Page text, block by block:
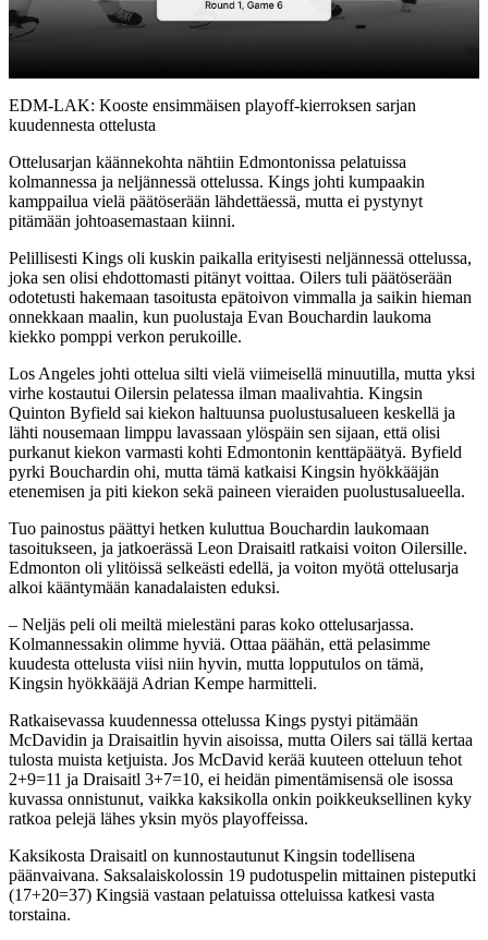
Video
EDM-LAK: Kooste ensimmäisen playoff-kierroksen sarjan
kuudennesta ottelusta
Ottelusarjan käännekohta nähtiin Edmontonissa pelatuissa
kolmannessa ja neljännessä ottelussa. Kings johti kumpaakin
kamppailua vielä päätöserään lähdettäessä, mutta ei pystynyt
pitämään johtoasemastaan kiinni.
Pelillisesti Kings oli kuskin paikalla erityisesti neljännessä ottelussa,
joka sen olisi ehdottomasti pitänyt voittaa. Oilers tuli päätöserään
odotetusti hakemaan tasoitusta epätoivon vimmalla ja saikin hieman
onnekkaan maalin, kun puolustaja Evan Bouchardin laukoma
kiekko pomppi verkon perukoille.
Los Angeles johti ottelua silti vielä viimeisellä minuutilla, mutta yksi
virhe kostautui Oilersin pelatessa ilman maalivahtia. Kingsin
Quinton Byfield sai kiekon haltuunsa puolustusalueen keskellä ja
lähti nousemaan limppu lavassaan ylöspäin sen sijaan, että olisi
purkanut kiekon varmasti kohti Edmontonin kenttäpäätyä. Byfield
pyrki Bouchardin ohi, mutta tämä katkaisi Kingsin hyökkääjän
etenemisen ja piti kiekon sekä paineen vieraiden puolustusalueella.
Tuo painostus päättyi hetken kuluttua Bouchardin laukomaan
tasoitukseen, ja jatkoerässä Leon Draisaitl ratkaisi voiton Oilersille.
Edmonton oli ylitöissä selkeästi edellä, ja voiton myötä ottelusarja
alkoi kääntymään kanadalaisten eduksi.
– Neljäs peli oli meiltä mielestäni paras koko ottelusarjassa.
Kolmannessakin olimme hyviä. Ottaa päähän, että pelasimme
kuudesta ottelusta viisi niin hyvin, mutta lopputulos on tämä,
Kingsin hyökkääjä Adrian Kempe harmitteli.
Ratkaisevassa kuudennessa ottelussa Kings pystyi pitämään
McDavidin ja Draisaitlin hyvin aisoissa, mutta Oilers sai tällä kertaa
tulosta muista ketjuista. Jos McDavid kerää kuuteen otteluun tehot
2+9=11 ja Draisaitl 3+7=10, ei heidän pimentämisensä ole isossa
kuvassa onnistunut, vaikka kaksikolla onkin poikkeuksellinen kyky
ratkoa pelejä lähes yksin myös playoffeissa.
Kaksikosta Draisaitl on kunnostautunut Kingsin todellisena
päänvaivana. Saksalaiskolossin 19 pudotuspelin mittainen pisteputki
(17+20=37) Kingsiä vastaan pelatuissa otteluissa katkesi vasta
torstaina.